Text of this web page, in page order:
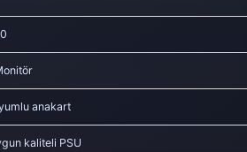
anakart
kaliteli PSU